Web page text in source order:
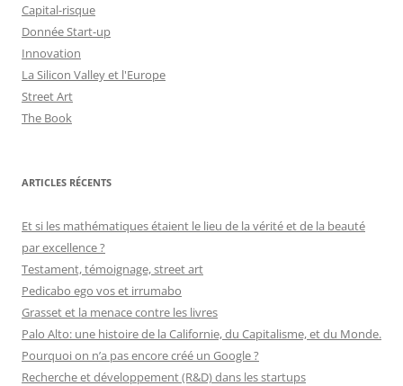
Capital-risque
Donnée Start-up
Innovation
La Silicon Valley et l'Europe
Street Art
The Book
ARTICLES RÉCENTS
Et si les mathématiques étaient le lieu de la vérité et de la beauté
par excellence ?
Testament, témoignage, street art
Pedicabo ego vos et irrumabo
Grasset et la menace contre les livres
Palo Alto: une histoire de la Californie, du Capitalisme, et du Monde.
Pourquoi on n’a pas encore créé un Google ?
Recherche et développement (R&D) dans les startups